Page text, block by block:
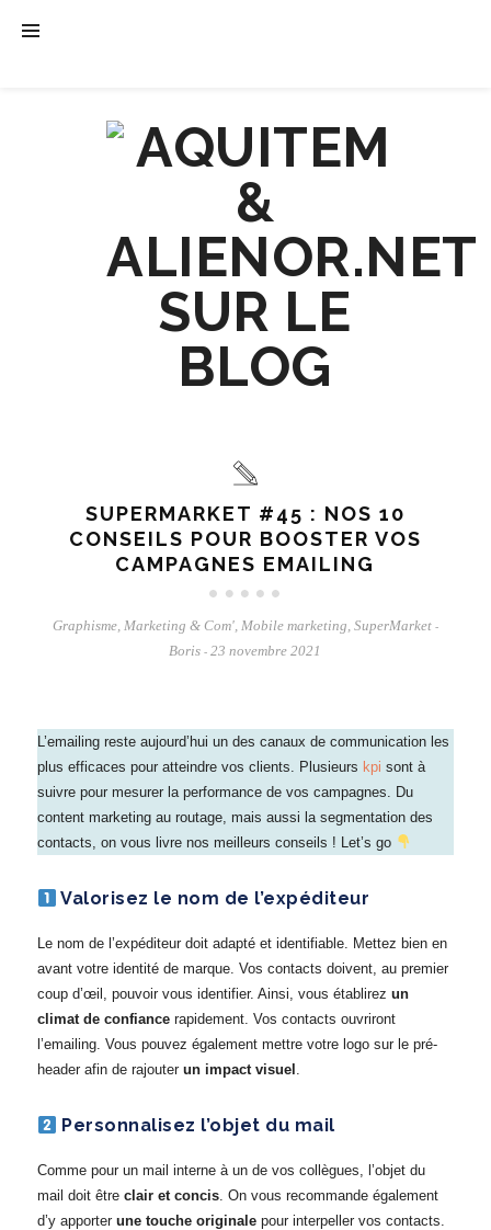
SUPERMARKET #45 : NOS 10
CONSEILS POUR BOOSTER VOS
CAMPAGNES EMAILING
Graphisme, Marketing & Com', Mobile marketing, SuperMarket -
Boris - 23 novembre 2021
L’emailing reste aujourd’hui un des canaux de communication les
plus efficaces pour atteindre vos clients. Plusieurs kpi sont à
suivre pour mesurer la performance de vos campagnes. Du
content marketing au routage, mais aussi la segmentation des
contacts, on vous livre nos meilleurs conseils ! Let’s go
Valorisez le nom de l’expéditeur
Le nom de l’expéditeur doit adapté et identifiable. Mettez bien en
avant votre identité de marque. Vos contacts doivent, au premier
coup d’œil, pouvoir vous identifier. Ainsi, vous établirez un
climat de confiancerapidement. Vos contacts ouvriront
l’emailing. Vous pouvez également mettre votre logo sur le pré-
header afin de rajouter un impact visuel .
Personnalisez l’objet du mail
Comme pour un mail interne à un de vos collègues, l’objet du
mail doit être clair et concis. On vous recommande également
d’y apporter une touche originalepour interpeller vos contacts.